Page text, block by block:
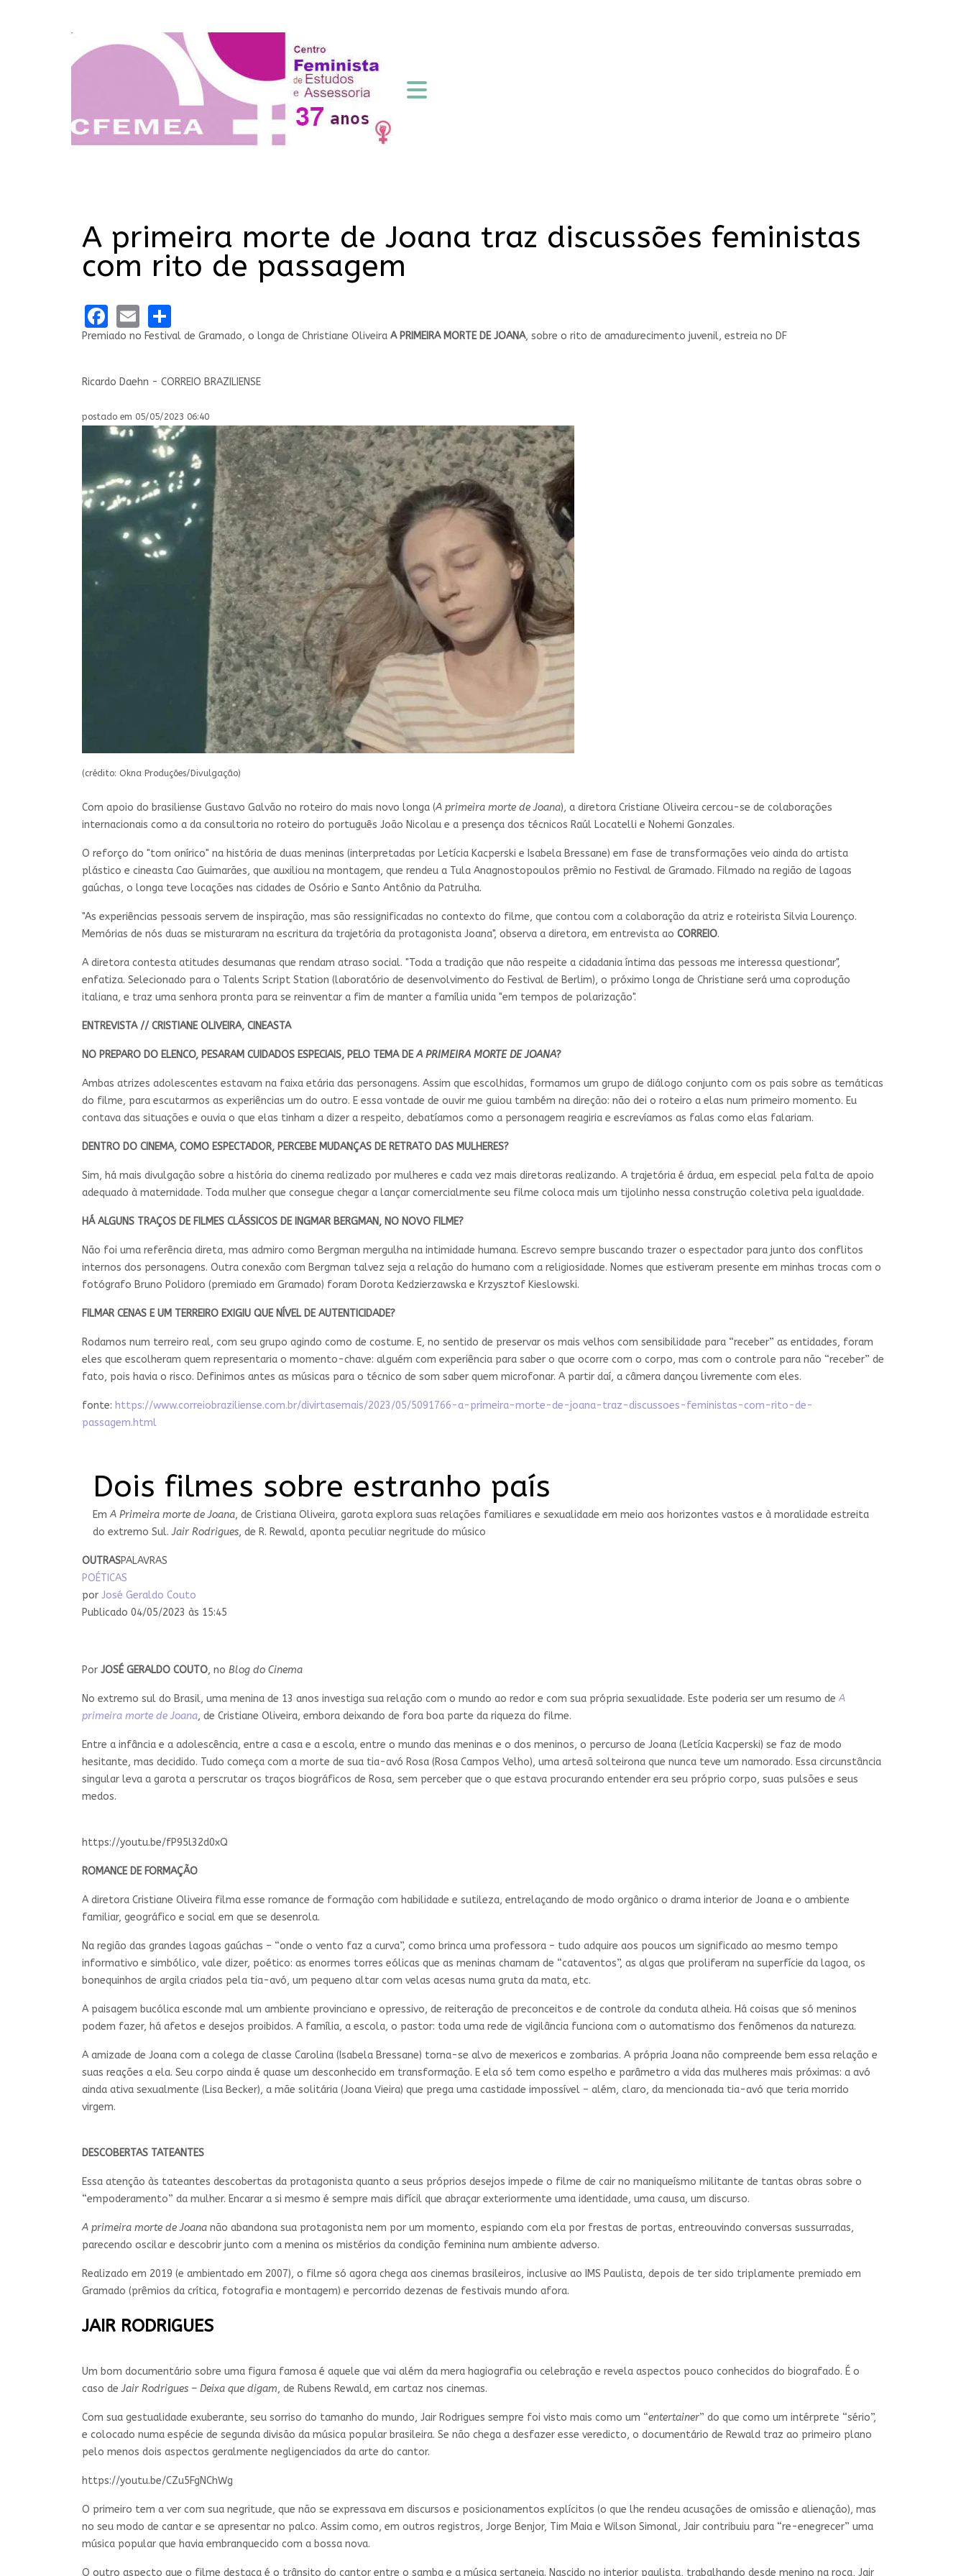
A primeira morte de Joana traz discussões feministas
com rito de passagem
Facebook
Email
Premiado no Festival de Gramado, o longa de Christiane Oliveira A PRIMEIRA MORTE DE JOANA, sobre o rito de amadurecimento juvenil, estreia no DF
Ricardo Daehn - CORREIO BRAZILIENSE
postado em 05/05/2023 06:40
(crédito: Okna Produções/Divulgação)
Com apoio do brasiliense Gustavo Galvão no roteiro do mais novo longa (A primeira morte de Joana), a diretora Cristiane Oliveira cercou-se de colaborações
internacionais como a da consultoria no roteiro do português João Nicolau e a presença dos técnicos Raúl Locatelli e Nohemi Gonzales.
O reforço do "tom onírico" na história de duas meninas (interpretadas por Letícia Kacperski e Isabela Bressane) em fase de transformações veio ainda do artista
plástico e cineasta Cao Guimarães, que auxiliou na montagem, que rendeu a Tula Anagnostopoulos prêmio no Festival de Gramado. Filmado na região de lagoas
gaúchas, o longa teve locações nas cidades de Osório e Santo Antônio da Patrulha.
"As experiências pessoais servem de inspiração, mas são ressignificadas no contexto do filme, que contou com a colaboração da atriz e roteirista Silvia Lourenço.
Memórias de nós duas se misturaram na escritura da trajetória da protagonista Joana", observa a diretora, em entrevista ao CORREIO.
A diretora contesta atitudes desumanas que rendam atraso social. "Toda a tradição que não respeite a cidadania íntima das pessoas me interessa questionar",
enfatiza. Selecionado para o Talents Script Station (laboratório de desenvolvimento do Festival de Berlim), o próximo longa de Christiane será uma coprodução
italiana, e traz uma senhora pronta para se reinventar a fim de manter a família unida "em tempos de polarização".
ENTREVISTA // CRISTIANE OLIVEIRA, CINEASTA
NO PREPARO DO ELENCO, PESARAM CUIDADOS ESPECIAIS, PELO TEMA DEA PRIMEIRA MORTE DE JOANA?
Ambas atrizes adolescentes estavam na faixa etária das personagens. Assim que escolhidas, formamos um grupo de diálogo conjunto com os pais sobre as temáticas
do filme, para escutarmos as experiências um do outro. E essa vontade de ouvir me guiou também na direção: não dei o roteiro a elas num primeiro momento. Eu
contava das situações e ouvia o que elas tinham a dizer a respeito, debatíamos como a personagem reagiria e escrevíamos as falas como elas falariam.
DENTRO DO CINEMA, COMO ESPECTADOR, PERCEBE MUDANÇAS DE RETRATO DAS MULHERES?
Sim, há mais divulgação sobre a história do cinema realizado por mulheres e cada vez mais diretoras realizando. A trajetória é árdua, em especial pela falta de apoio
adequado à maternidade. Toda mulher que consegue chegar a lançar comercialmente seu filme coloca mais um tijolinho nessa construção coletiva pela igualdade.
HÁ ALGUNS TRAÇOS DE FILMES CLÁSSICOS DE INGMAR BERGMAN, NO NOVO FILME?
Não foi uma referência direta, mas admiro como Bergman mergulha na intimidade humana. Escrevo sempre buscando trazer o espectador para junto dos conflitos
internos dos personagens. Outra conexão com Bergman talvez seja a relação do humano com a religiosidade. Nomes que estiveram presente em minhas trocas com o
fotógrafo Bruno Polidoro (premiado em Gramado) foram Dorota Kedzierzawska e Krzysztof Kieslowski.
FILMAR CENAS E UM TERREIRO EXIGIU QUE NÍVEL DE AUTENTICIDADE?
Rodamos num terreiro real, com seu grupo agindo como de costume. E, no sentido de preservar os mais velhos com sensibilidade para “receber” as entidades, foram
eles que escolheram quem representaria o momento-chave: alguém com experiência para saber o que ocorre com o corpo, mas com o controle para não “receber” de
fato, pois havia o risco. Definimos antes as músicas para o técnico de som saber quem microfonar. A partir daí, a câmera dançou livremente com eles.
fonte: https://www.correiobraziliense.com.br/divirtasemais/2023/05/5091766-a-primeira-morte-de-joana-traz-discussoes-feministas-com-rito-de-
passagem.html
Dois filmes sobre estranho país
EmA Primeira morte de Joana, de Cristiana Oliveira, garota explora suas relações familiares e sexualidade em meio aos horizontes vastos e à moralidade estreita
do extremo Sul.Jair Rodrigues, de R. Rewald, aponta peculiar negritude do músico
OUTRASPALAVRAS
POÉTICAS
por José Geraldo Couto
Publicado 04/05/2023 às 15:45
Por JOSÉ GERALDO COUTO, no Blog do Cinema
No extremo sul do Brasil, uma menina de 13 anos investiga sua relação com o mundo ao redor e com sua própria sexualidade. Este poderia ser um resumo de A
primeira morte de Joana, de Cristiane Oliveira, embora deixando de fora boa parte da riqueza do filme.
Entre a infância e a adolescência, entre a casa e a escola, entre o mundo das meninas e o dos meninos, o percurso de Joana (Letícia Kacperski) se faz de modo
hesitante, mas decidido. Tudo começa com a morte de sua tia-avó Rosa (Rosa Campos Velho), uma artesã solteirona que nunca teve um namorado. Essa circunstância
singular leva a garota a perscrutar os traços biográficos de Rosa, sem perceber que o que estava procurando entender era seu próprio corpo, suas pulsões e seus
medos.
https://youtu.be/fP95l32d0xQ
ROMANCE DE FORMAÇÃO
A diretora Cristiane Oliveira filma esse romance de formação com habilidade e sutileza, entrelaçando de modo orgânico o drama interior de Joana e o ambiente
familiar, geográfico e social em que se desenrola.
Na região das grandes lagoas gaúchas – “onde o vento faz a curva”, como brinca uma professora – tudo adquire aos poucos um significado ao mesmo tempo
informativo e simbólico, vale dizer, poético: as enormes torres eólicas que as meninas chamam de “cataventos”, as algas que proliferam na superfície da lagoa, os
bonequinhos de argila criados pela tia-avó, um pequeno altar com velas acesas numa gruta da mata, etc.
A paisagem bucólica esconde mal um ambiente provinciano e opressivo, de reiteração de preconceitos e de controle da conduta alheia. Há coisas que só meninos
podem fazer, há afetos e desejos proibidos. A família, a escola, o pastor: toda uma rede de vigilância funciona com o automatismo dos fenômenos da natureza.
A amizade de Joana com a colega de classe Carolina (Isabela Bressane) torna-se alvo de mexericos e zombarias. A própria Joana não compreende bem essa relação e
suas reações a ela. Seu corpo ainda é quase um desconhecido em transformação. E ela só tem como espelho e parâmetro a vida das mulheres mais próximas: a avó
ainda ativa sexualmente (Lisa Becker), a mãe solitária (Joana Vieira) que prega uma castidade impossível – além, claro, da mencionada tia-avó que teria morrido
virgem.
DESCOBERTAS TATEANTES
Essa atenção às tateantes descobertas da protagonista quanto a seus próprios desejos impede o filme de cair no maniqueísmo militante de tantas obras sobre o
“empoderamento” da mulher. Encarar a si mesmo é sempre mais difícil que abraçar exteriormente uma identidade, uma causa, um discurso.
A primeira morte de Joana não abandona sua protagonista nem por um momento, espiando com ela por frestas de portas, entreouvindo conversas sussurradas,
parecendo oscilar e descobrir junto com a menina os mistérios da condição feminina num ambiente adverso.
Realizado em 2019 (e ambientado em 2007), o filme só agora chega aos cinemas brasileiros, inclusive ao IMS Paulista, depois de ter sido triplamente premiado em
Gramado (prêmios da crítica, fotografia e montagem) e percorrido dezenas de festivais mundo afora.
JAIR RODRIGUES
Um bom documentário sobre uma figura famosa é aquele que vai além da mera hagiografia ou celebração e revela aspectos pouco conhecidos do biografado. É o
caso deJair Rodrigues – Deixa que digam, de Rubens Rewald, em cartaz nos cinemas.
Com sua gestualidade exuberante, seu sorriso do tamanho do mundo, Jair Rodrigues sempre foi visto mais como um “entertainer” do que como um intérprete “sério”,
e colocado numa espécie de segunda divisão da música popular brasileira. Se não chega a desfazer esse veredicto, o documentário de Rewald traz ao primeiro plano
pelo menos dois aspectos geralmente negligenciados da arte do cantor.
https://youtu.be/CZu5FgNChWg
O primeiro tem a ver com sua negritude, que não se expressava em discursos e posicionamentos explícitos (o que lhe rendeu acusações de omissão e alienação), mas
no seu modo de cantar e se apresentar no palco. Assim como, em outros registros, Jorge Benjor, Tim Maia e Wilson Simonal, Jair contribuiu para “re-enegrecer” uma
música popular que havia embranquecido com a bossa nova.
O outro aspecto que o filme destaca é o trânsito do cantor entre o samba e a música sertaneja. Nascido no interior paulista, trabalhando desde menino na roça, Jair